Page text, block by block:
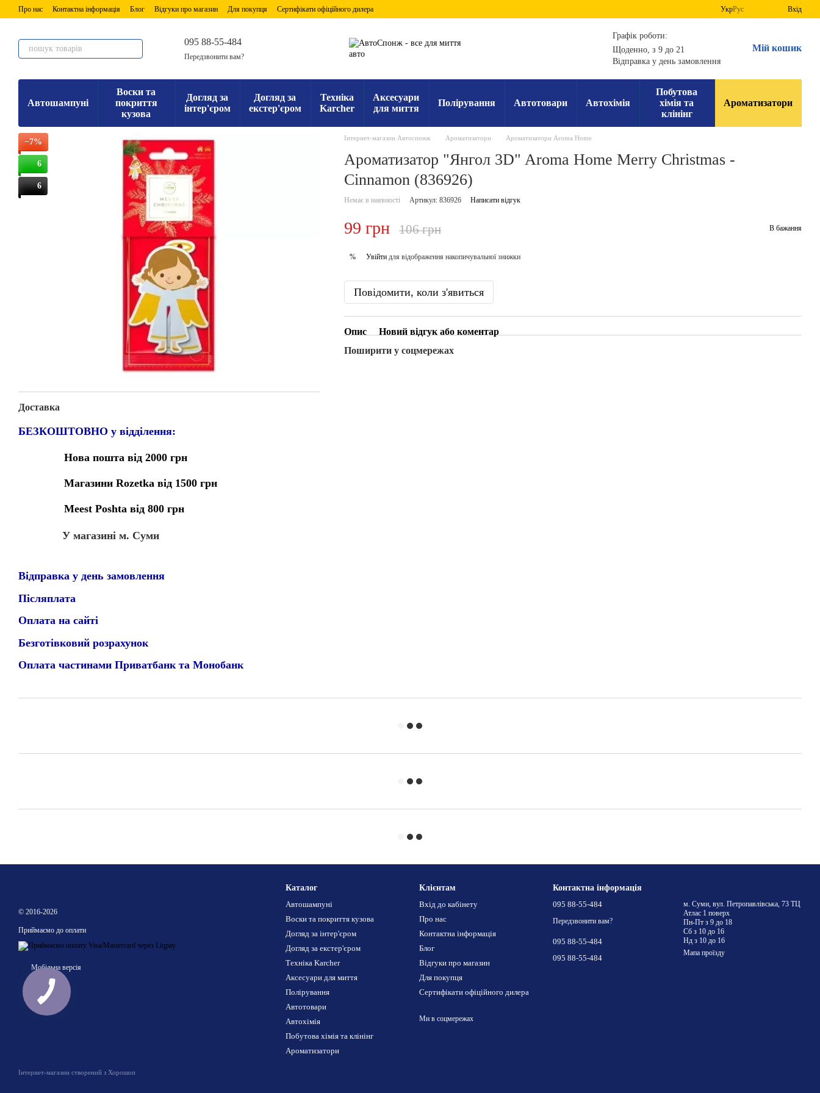
Перейти до основного контенту
Про нас Контактна інформація Блог Відгуки про магазин Для покупця Сертифікати офіційного дилера УкрРус Вхід
095 88-55-484
Передзвонити вам?
Графік роботи:
Щоденно, з 9 до 21
Відправка у день замовлення
Мій кошик
Автошампуні
Воски та
покриття
кузова
Догляд за
інтер'єром
Догляд за
екстер'єром
Техніка
Karcher
Аксесуари
для миття
Полірування Автотовари Автохімія
Побутова
хімія та
клінінг
Ароматизатори
−7%
6
6
Доставка
БЕЗКОШТОВНО у відділення:
Нова пошта від 2000 грн
Магазини Rozetka від 1500 грн
Meest Poshta від 800 грн
У магазині м. Суми
Відправка у день замовлення
Післяплата
Оплата на сайті
Безготівковий розрахунок
Оплата частинами Приватбанк та Монобанк
Інтернет-магазин Автоспонж Ароматизатори Ароматизатори Aroma Home
Ароматизатор "Янгол 3D" Aroma Home Merry Christmas -
Cinnamon (836926)
Немає в наявності Артикул: 836926 Написати відгук
99 грн 106 грн В бажання
% Увійтидля відображення накопичувальної знижки
Повідомити, коли з'явиться
Опис
Новий відгук або коментар
Поширити у соцмережах
© 2016-2026
Приймаємо до оплати
Мобільна версія
Інтернет-магазин створений з Хорошоп
Каталог
Автошампуні
Воски та покриття кузова
Догляд за інтер'єром
Догляд за екстер'єром
Техніка Karcher
Аксесуари для миття
Полірування
Автотовари
Автохімія
Побутова хімія та клінінг
Ароматизатори
Клієнтам
Вхід до кабінету
Про нас
Контактна інформація
Блог
Відгуки про магазин
Для покупця
Сертифікати офіційного дилера
Ми в соцмережах
Контактна інформація
095 88-55-484
Передзвонити вам?
095 88-55-484
095 88-55-484
м. Суми, вул. Петропавлівська, 73 ТЦ
Атлас 1 поверх
Пн-Пт з 9 до 18
Сб з 10 до 16
Нд з 10 до 16
Мапа проїзду